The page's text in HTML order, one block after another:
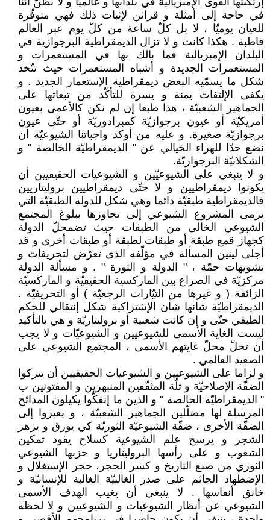
في حاجة إلى أمثلة و قرائن لإثبات ذلك فهي متوفّرة
للعيان يوميّا ، لا بل كلّ ساعة من كلّ يوم عبر العالم
قاطبة . هكذا كانت و لا تزال الديمقراطية البرجوازية في
البلدان الإمبريالية فما بالك بها في المستعمرات و
المستعمرات الجديدة و أشباه المستعمرات حيث تتّخذ
شكل ما يسمّيه البعض ديمقراطية الإستعمار الجديد . و
يكفى الإلتفات يمنة و يسرة للتأكّد من تبعاتها على
الجماهير الشعبيّة ، هذا طبعا إن لم نكن كالأعمى بعيون
أمريكيّة أو عيون برجوازيّة كمبرادوريّة أو حتّى عيون
برجوازيّة صغيرة. و عليه من أوكد واجباتنا الشيوعيّة أن
نضع حدّا للهراء الخيالي عن " الديمقراطيّة الخالصة " و
الشكلانيّة البرجوازيّة.
و لا ينبغي على الشيوعيّين و الشيوعيات الحقيقيين أن
يكونوا ديمقراطيين و لا حتّى ديمقراطيين بروليتاريين
فالديمقراطية طبقيّة دائما وهي شكل للدولة الطبقيّة التي
يرمى المشروع الشيوعي إلى تجاوزها ببلوغ المجتمع
الشيوعي الخالى من الطبقات حيث تضمحلّ الدولة
كجهاز قمع طبقة أو طبقات لطبقة أو طبقات أخرى و قد
أجلى لينين المسألة في مؤلّفه الذى تعرّض لتحريفات و
تشويهات جمّة ، " الدولة و الثورة " . و مسألة الدولة
مركزيّة في الصراع بين الماركسية الحقيقيّة و الماركسيّة
الزائفة ( و غيرها من التيّارات الرجعيّة ) أو التحريفيّة .
الديمقراطيّة شأنها شأن الإشتراكية شكل إنتقالي للحكم
الطبقي حتّى و إن كانت شعبية أو بروليتاريّة و هي بالتأكيد
ليست الغاية الأسمى للشيوعيين و الشيوعيّات و لا يجب
أن تحلّ محلّ غايتهم الأسمى ، المجتمع الشيوعي على
الصعيد العالمي .
و لزاما على الشيوعيين و الشيوعيات الحقيقيين أن يتركوا
الضفّة الإصلاحيّة و ثلّة المثقّفين المنبهرين و المفتونين ب
" الديمقراطيّة الخالصة " و الذين ما إنفكّوا يكيلون المدائح
المرسلة لها مضلّلين الجماهير الشعبيّة ، و يعبروا إلى
الضفّة الأخرى ، ضفّة الشيوعيّة الثوريّة كي يورق و يزهر
الشجر و يرسخ علم الشيوعية كسلاح يقود تمكين
الشعوب و على رأسها البروليتاريا و حزبها الشيوعي
الثوري من صنع التاريخ و كسر الحجر، حجر الإستغلال و
الإضطهاد الجاثم على صدر الغالبيّة الغالبة للإنسانيّة و
خانق أنفاسها . لا ينبغي أن يغيب الهدف الأسمى
الشيوعي عن أنظار الشيوعيات و الشيوعيين و لا لحظة